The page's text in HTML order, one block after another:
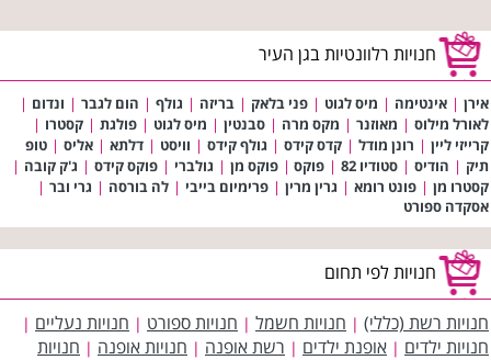
חנויות רלוונטיות בגן העיר
אירן | אינטימה | מיס לגוט | פני בלאק | בריזה | גולף | הום לגבר | ונדום |
לאורל מילוס | מאוזנר | מקס מרה | סבנטין | מיס לגוט | פולגת | קסטרו |
קרייזי ליין | רונן מודל | קדס קידס | גולף קידס | וויסט | דלתא | אליס | טופ
תיק | הודיס | סטודיו 82 | פוקס | פוקס מן | גולברי | פוקס קידס | ג'ק קובה |
קסטרו מן | פונט רומא | גרין מרין | פרימיום בייבי | לה בורסה | גרי ובר |
אסקדה ספורט
חנויות לפי תחום
חנויות רשת (כללי) | חנויות חשמל | חנויות ספורט | חנויות נעליים |
חנויות ילדים | אופנת ילדים | רשת אופנה | חנויות אופנה | חנויות